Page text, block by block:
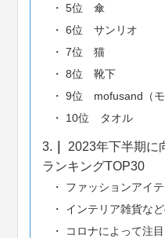
5位 傘
6位 サンリオ
7位 猫
8位 靴下
9位 mofusand（モ
10位 タオル
3.
2023年下半期に
ランキングTOP30
ファッションアイ
インテリア雑貨な
コロナによって注